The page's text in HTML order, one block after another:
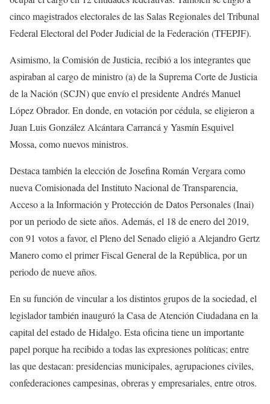
cinco magistrados electorales de las Salas Regionales del Tribunal
Federal Electoral del Poder Judicial de la Federación (TFEPJF).
Asimismo, la Comisión de Justicia, recibió a los integrantes que
aspiraban al cargo de ministro (a) de la Suprema Corte de Justicia
de la Nación (SCJN) que envío el presidente Andrés Manuel
López Obrador. En donde, en votación por cédula, se eligieron a
Juan Luis González Alcántara Carrancá y Yasmín Esquivel
Mossa, como nuevos ministros.
Destaca también la elección de Josefina Román Vergara como
nueva Comisionada del Instituto Nacional de Transparencia,
Acceso a la Información y Protección de Datos Personales (Inai)
por un periodo de siete años. Además, el 18 de enero del 2019,
con 91 votos a favor, el Pleno del Senado eligió a Alejandro Gertz
Manero como el primer Fiscal General de la República, por un
periodo de nueve años.
En su función de vincular a los distintos grupos de la sociedad, el
legislador también inauguró la Casa de Atención Ciudadana en la
capital del estado de Hidalgo. Esta oficina tiene un importante
papel porque ha recibido a todas las expresiones políticas; entre
las que destacan: presidencias municipales, agrupaciones civiles,
confederaciones campesinas, obreras y empresariales, entre otros.